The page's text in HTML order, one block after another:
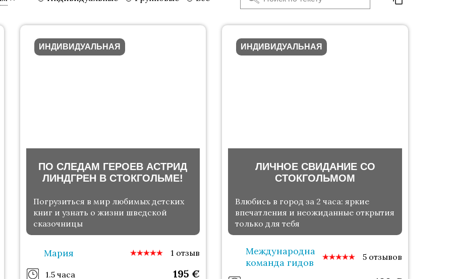
ИНДИВИДУАЛЬНАЯ
ПО СЛЕДАМ ГЕРОЕВ АСТРИД
ЛИНДГРЕН В СТОКГОЛЬМЕ!
Погрузиться в мир любимых детских
книг и узнать о жизни шведской
сказочницы
Мария 1 отзыв
1.5 часа 195€
ИНДИВИДУАЛЬНАЯ
ЛИЧНОЕ СВИДАНИЕ СО
СТОКГОЛЬМОМ
Влюбись в город за 2 часа: яркие
впечатления и неожиданные открытия
только для тебя
Международная
команда гидов
5 отзывов